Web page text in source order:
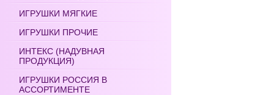
ИГРУШКИ МЯГКИЕ
ИГРУШКИ ПРОЧИЕ
ИНТЕКС (НАДУВНАЯ
ПРОДУКЦИЯ)
ИГРУШКИ РОССИЯ В
АССОРТИМЕНТЕ